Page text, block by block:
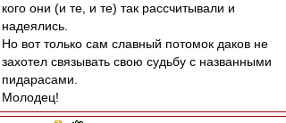
кого они (и те, и те) так рассчитывали и
надеялись.
Но вот только сам славный потомок даков не
захотел связывать свою судьбу с названными
пидарасами.
Молодец!